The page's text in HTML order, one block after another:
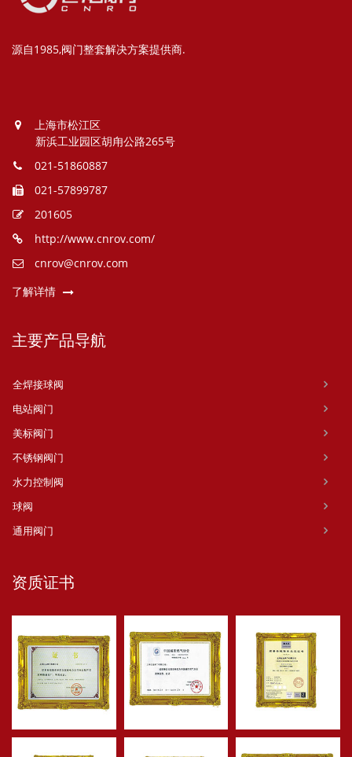
源自1985,阀门整套解决方案提供商.
上海市松江区
新浜工业园区胡甪公路265号
021-51860887
021-57899787
201605
http://www.cnrov.com/
cnrov@cnrov.com
了解详情
主要产品导航
全焊接球阀
电站阀门
美标阀门
不锈钢阀门
水力控制阀
球阀
通用阀门
资质证书